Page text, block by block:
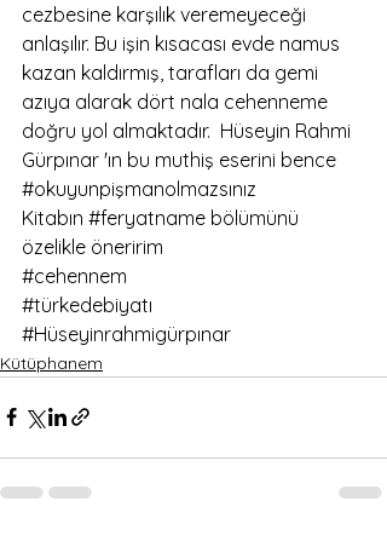
cezbesine karşılık veremeyeceği
anlaşılır. Bu işin kısacası evde namus
kazan kaldırmış, tarafları da gemi
azıya alarak dört nala cehenneme
doğru yol almaktadır.  Hüseyin Rahmi
Gürpınar 'ın bu muthiş eserini bence
#okuyunpişmanolmazsınız
Kitabın #feryatname bölümünü
özelikle öneririm
#cehennem
#türkedebiyatı
#Hüseyinrahmigürpınar
Kütüphanem